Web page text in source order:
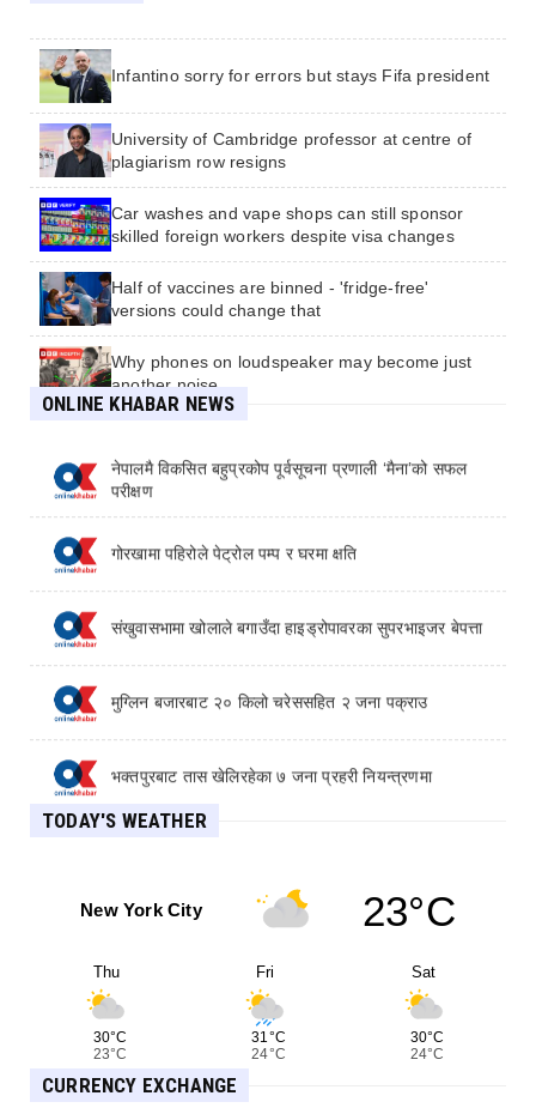
バー書類送検
Infantino sorry for errors but stays Fifa president
University of Cambridge professor at centre of
plagiarism row resigns
Car washes and vape shops can still sponsor
skilled foreign workers despite visa changes
Half of vaccines are binned - 'fridge-free'
versions could change that
Why phones on loudspeaker may become just
another noise
Meta says AI model accessed the internet and
hacked another firm
and libraries across England
letter
ONLINE KHABAR NEWS
हिरोसिमाको सन्देश : द्वन्द्वका स्मृतिलाई प्रतिशोध होइन,
मेलमिलापको आधार बनाऔं
नेपालमै विकसित बहुप्रकोप पूर्वसूचना प्रणाली ‘मैना’को सफल
परीक्षण
गोरखामा पहिरोले पेट्रोल पम्प र घरमा क्षति
संखुवासभामा खोलाले बगाउँदा हाइड्रोपावरका सुपरभाइजर बेपत्ता
मुग्लिन बजारबाट २० किलो चरेससहित २ जना पक्राउ
भक्तपुरबाट तास खेलिरहेका ७ जना प्रहरी नियन्त्रणमा
अमेरिकासँग वार्ताको विवादबीच होर्मुज स्ट्रेटमा इरान र ओमनको
काठमाडौंको बसुन्धरामा अचेत भेटिएका पुरुषको मृत्यु, रुपन्देहीमा
स्कुटर दुर्घटनामा चालकको ज्यान गयो
बाल यौन दुर्व्यवहार आरोपमा नेपाली युवक भारतमा पक्राउ
करेन्ट लागेर २ वर्षीय बालकको मृत्यु, पोल्ट्री फर्म सञ्चालक
पक्राउ
TODAY'S WEATHER
New York City 23°C
Thu
30°C
23°C
Fri
31°C
24°C
Sat
30°C
24°C
CURRENCY EXCHANGE